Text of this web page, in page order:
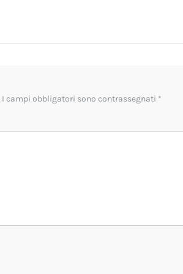
I campi obbligatori sono contrassegnati *